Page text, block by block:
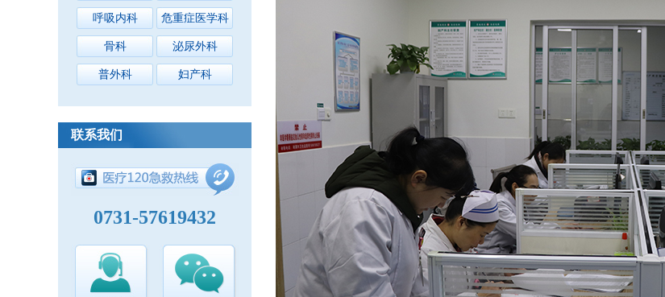
呼吸内科 危重症医学科
骨科 泌尿外科
普外科 妇产科
联系我们
0731-57619432